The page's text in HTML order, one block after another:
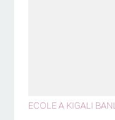
ECOLE A KIGALI